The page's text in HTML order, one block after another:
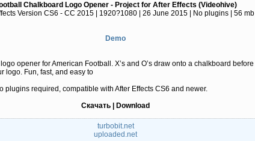
Chalkboard Logo Opener - Project for After Effects (Videohive)
Version CS6 - CC 2015 | 1920?1080 | 26 June 2015 | No plugins | 56 mb
Demo
opener for American Football. X’s and O’s draw onto a chalkboard before
logo. Fun, fast, and easy to
plugins required, compatible with After Effects CS6 and newer.
Скачать | Download
turbobit.net
uploaded.net